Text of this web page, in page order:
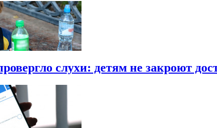
слухи: детям не закроют